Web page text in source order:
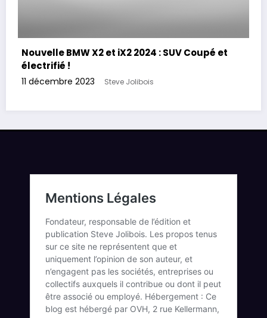
Nouvelle BMW X2 et iX2 2024 : SUV Coupé et
électrifié !
11 décembre 2023 Steve Jolibois